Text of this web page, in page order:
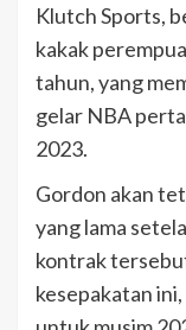
Klutch Sports,
kakak
tahun, yang
gelar NBA
2023.
Gordon akan
yang lama
kontrak
kesepakatan